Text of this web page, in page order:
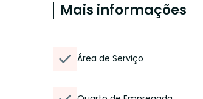
Mais informações
Área de Serviço